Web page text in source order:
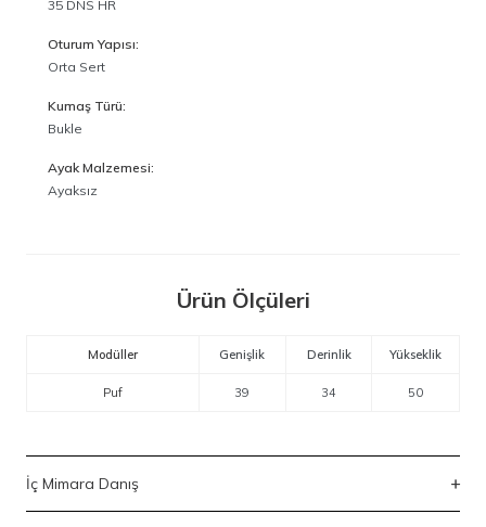
35 DNS HR
Oturum Yapısı:
Orta Sert
Kumaş Türü:
Bukle
Ayak Malzemesi:
Ayaksız
Ürün Ölçüleri
Modüller Genişlik Derinlik Yükseklik
Puf 39 34 50
İç Mimara Danış